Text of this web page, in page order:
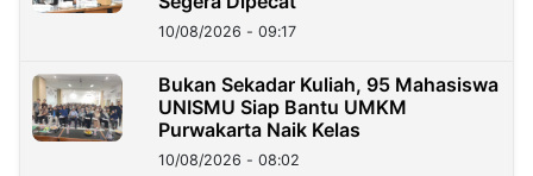
10/08/2026 - 09:17
Bukan Sekadar Kuliah, 95 Mahasiswa
UNISMU Siap Bantu UMKM
Purwakarta Naik Kelas
10/08/2026 - 08:02